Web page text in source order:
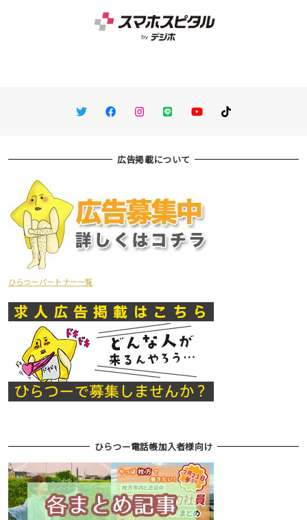
TwitterFacebookInstagram
LINE You TubeTikTok
広告掲載について
ひらつーパートナー一覧
ひらつー電話帳加入者様向け